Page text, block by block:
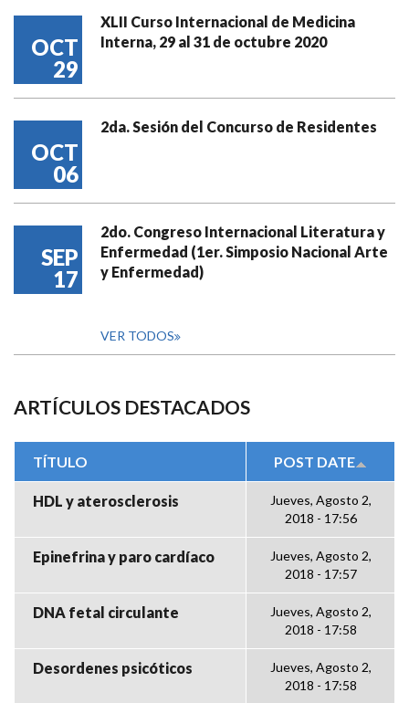
OCT
29
XLII Curso Internacional de Medicina
Interna, 29 al 31 de octubre 2020
OCT
06
2da. Sesión del Concurso de Residentes
SEP
17
2do. Congreso Internacional Literatura y
Enfermedad (1er. Simposio Nacional Arte
y Enfermedad)
VER TODOS
ARTÍCULOS DESTACADOS
TÍTULO POST DATE
HDL y aterosclerosis
Jueves, Agosto 2,
2018 - 17:56
Epinefrina y paro cardíaco
Jueves, Agosto 2,
2018 - 17:57
DNA fetal circulante
Jueves, Agosto 2,
2018 - 17:58
Desordenes psicóticos
Jueves, Agosto 2,
2018 - 17:58